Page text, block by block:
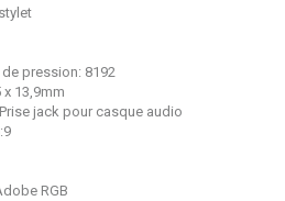
pression: 8192
x 13,9mm
jack pour casque audio
RGB